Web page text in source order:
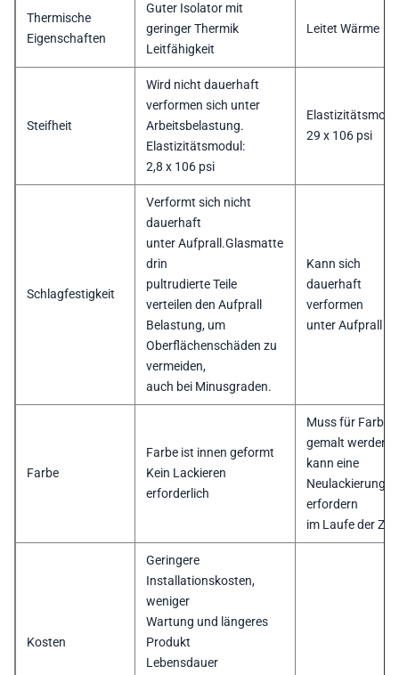
Thermische
Eigenschaften
Guter Isolator mit
geringer Thermik
Leitfähigkeit
Leitet Wärme
Steifheit
Wird nicht dauerhaft
verformen sich unter
Arbeitsbelastung.
Elastizitätsmodul:
2,8 x 106 psi
29 x 106 psi
Schlagfestigkeit
Verformt sich nicht
dauerhaft
unter Aufprall.Glasmatte
drin
pultrudierte Teile
verteilen den Aufprall
Belastung, um
Oberflächenschäden zu
vermeiden,
auch bei Minusgraden.
Kann sich
dauerhaft
verformen
unter Aufprall
Farbe
Farbe ist innen geformt
Kein Lackieren
erforderlich
Muss für Farbe
gemalt werden,
kann eine
Neulackierung
erfordern
im Laufe der Zeit
Kosten
Geringere
Installationskosten,
weniger
Wartung und längeres
Produkt
Lebensdauer